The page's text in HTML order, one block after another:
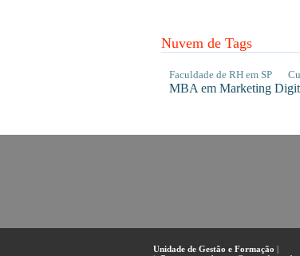
Nuvem de Tags
Faculdade de RH em SP
MBA em Marketing
Unidade de Gestão e Formação |